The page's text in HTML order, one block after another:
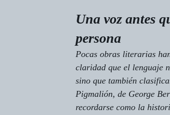
Una voz antes
persona
Pocas obras literarias
claridad que el lenguaje
sino que también
Pigmalión, de George
recordarse como la